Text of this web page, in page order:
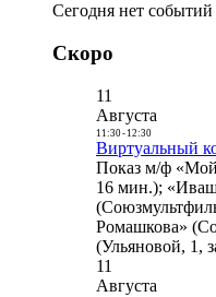
Сегодня нет событий
Скоро
11
Августа
11:30- 12:30
Виртуальный
Показ м/ф
16 мин.);
Ромашкова»
(Ульяновой, 1,
11
Августа